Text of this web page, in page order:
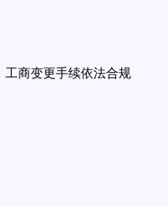
工商变更手续依法合规